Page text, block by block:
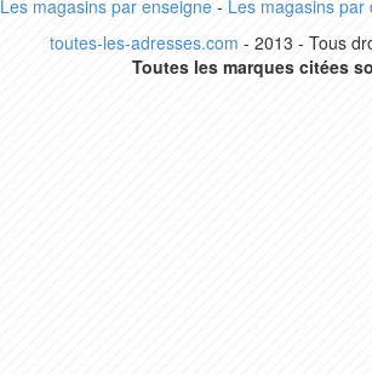
Les magasins par enseigne- Les magasins par
toutes-les-adresses.com - 2013 - Tous
Toutes les marques citées